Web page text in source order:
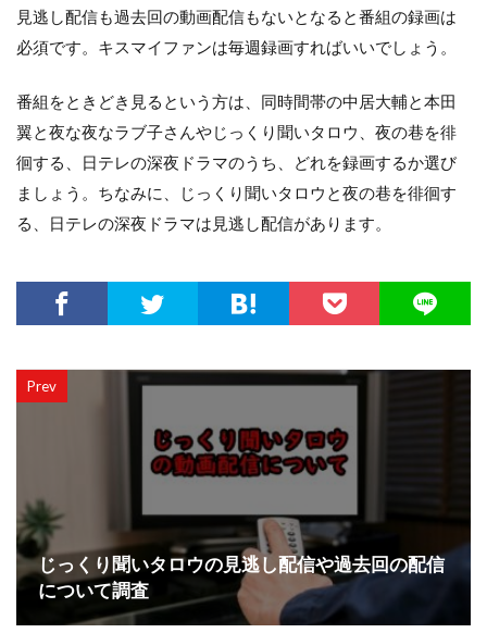
見逃し配信も過去回の動画配信もないとなると番組の録画は
必須です。キスマイファンは毎週録画すればいいでしょう。
番組をときどき見るという方は、同時間帯の中居大輔と本田
翼と夜な夜なラブ子さんやじっくり聞いタロウ、夜の巷を徘
徊する、日テレの深夜ドラマのうち、どれを録画するか選び
ましょう。ちなみに、じっくり聞いタロウと夜の巷を徘徊す
る、日テレの深夜ドラマは見逃し配信があります。
Prev
じっくり聞いタロウの見逃し配信や過去回の配信
について調査